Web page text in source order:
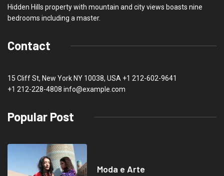
Hidden Hills property with mountain and city views boasts nine
bedrooms including a master.
Contact
15 Cliff St, New York NY 10038, USA +1 212-602-9641
+1 212-228-4808 info@example.com
Popular Post
Moda e Arte